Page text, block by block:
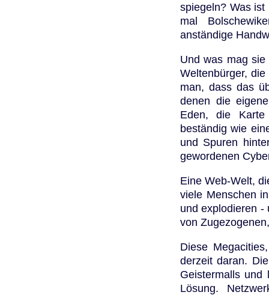
spiegeln? Was
mal
anständige
Und was mag
Weltenbürger,
man, dass das
denen die
Eden, die
beständig wie
und Spuren
gewordenen
Eine Web-Welt,
viele Menschen
und explodieren -
von
Diese
derzeit daran.
Geistermalls und
Lösung.